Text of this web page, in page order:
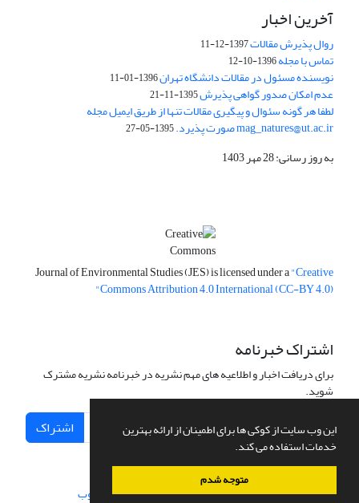
این وب سایت از کوکی ها برای اطمینان از ارائه بهترین
خدمات استفاده می کند.
متوجه شدم
آخرین اخبار
روال پذیرش مقالات1397-12-11
تماس با مجله1396-10-12
نویسنده مسئول در مقالات دانشگاه تهران1396-01-11
عدم امکان صدور گواهی پذیرش1395-11-21
لطفا هر گونه سئوال و پیگیری مقالات تنها از طریق ایمیل مجله
mag_natures@ut.ac.ir صورت پذیرد. 1395-05-27
به روز رسانی: 28 مهر 1403
Journal of Environmental Studies (JES) is licensed under a"Creative
Commons Attribution 4.0 International (CC-BY 4.0)"
اشتراک خبرنامه
برای دریافت اخبار و اطلاعیه های مهم نشریه در خبرنامه نشریه مشترک
شوید.
اشتراک
سامانه مدیریت نشریات علمی.طراحی و پیاده سازی از سیناوب